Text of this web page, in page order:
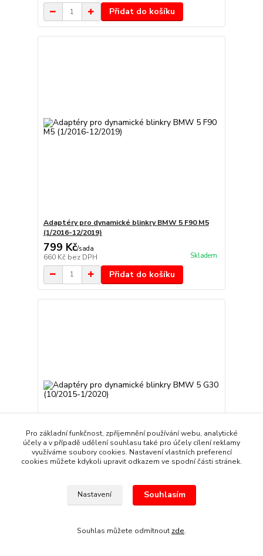
Přidat do košíku
Adaptéry pro dynamické blinkry BMW 5 F90 M5
(1/2016-12/2019)
799 Kč/sada
660 Kč bez DPH Skladem
Přidat do košíku
Adaptéry pro dynamické blinkry BMW 5 G30
(10/2015-1/2020)
799 Kč
Přidat do košíku
Pro základní funkčnost, zpříjemnění používání webu, analytické
účely a v případě udělení souhlasu také pro účely cílení reklamy
využíváme soubory cookies. Nastavení vlastních preferencí
cookies můžete kdykoli upravit odkazem ve spodní části stránek.
Nastavení Souhlasím
Souhlas můžete odmítnout zde.